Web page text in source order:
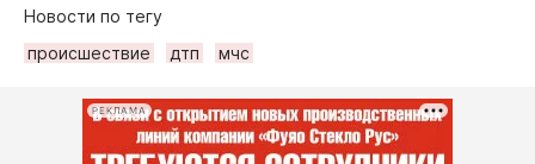
Новости по тегу
происшествие
дтп мчс
РЕКЛАМА